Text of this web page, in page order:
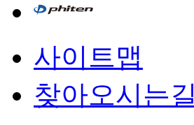
사이트맵
찾아오시는길